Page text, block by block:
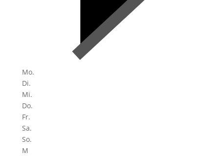
Mo.
Di.
Mi.
Do.
Fr.
Sa.
So.
M